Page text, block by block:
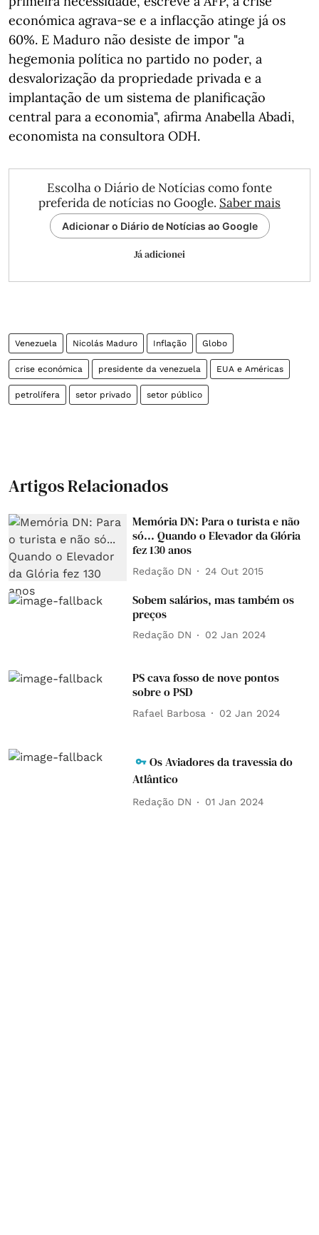
económica agrava-se e a inflacção atinge já os
60%. E Maduro não desiste de impor "a
hegemonia política no partido no poder, a
desvalorização da propriedade privada e a
implantação de um sistema de planificação
central para a economia", afirma Anabella Abadi,
economista na consultora ODH.
Escolha o Diário de Notícias como fonte
preferida de notícias no Google. Saber mais
Adicionar o Diário de Notícias ao Google
Já adicionei
Venezuela Nicolás Maduro Inflação Globo
crise económica presidente da venezuela EUA e Américas
petrolífera setor privado setor público
Artigos Relacionados
Memória DN: Para o turista e não
só... Quando o Elevador da Glória
fez 130 anos
Redação DN 24 Out 2015
Sobem salários, mas também os
preços
Redação DN 02 Jan 2024
PS cava fosso de nove pontos
sobre o PSD
Rafael Barbosa 02 Jan 2024
Os Aviadores da travessia do
Atlântico
Redação DN 01 Jan 2024